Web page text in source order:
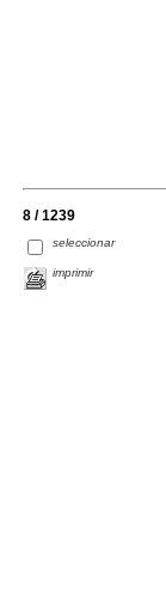
8 / 1239
seleccionar
imprimir